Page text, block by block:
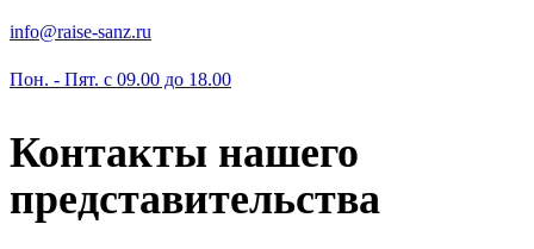
info@raise-sanz.ru
Пон. - Пят. с 09.00 до 18.00
Контакты нашего
представительства